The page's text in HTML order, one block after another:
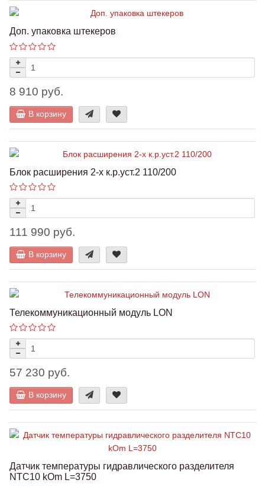
Доп. упаковка штекеров
8 910 руб.
В корзину
Блок расширения 2-х к.р.уст.2 110/200
111 990 руб.
В корзину
Телекоммуникационный модуль LON
57 230 руб.
В корзину
Датчик температуры гидравлического разделителя
NTC10 kOm L=3750